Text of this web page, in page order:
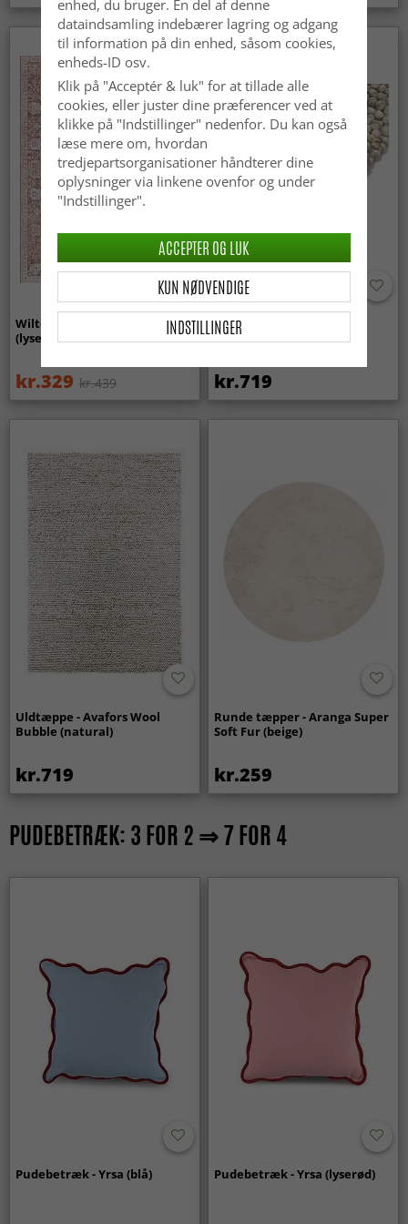
Wilton-tæppe - Gombalia
(lyserød)
kr.329 kr.439
Nyhed
Uldtæppe - Avafors Wool
Bubble (grå/beige)
kr.719
Uldtæppe - Avafors Wool
Bubble (natural)
kr.719
Runde tæpper - Aranga Super
Soft Fur (beige)
kr.259
PUDEBETRÆK: 3 FOR 2 ⇒ 7 FOR 4
Pudebetræk - Yrsa (blå) Pudebetræk - Yrsa (lyserød)
enhed, du bruger. En del af denne
dataindsamling indebærer lagring og adgang
til information på din enhed, såsom cookies,
enheds-ID osv.
Klik på "Acceptér & luk" for at tillade alle
cookies, eller juster dine præferencer ved at
klikke på "Indstillinger" nedenfor. Du kan også
læse mere om, hvordan
tredjepartsorganisationer håndterer dine
oplysninger via linkene ovenfor og under
"Indstillinger".
INDSTILLINGER
KUN NØDVENDIGE
ACCEPTER OG LUK